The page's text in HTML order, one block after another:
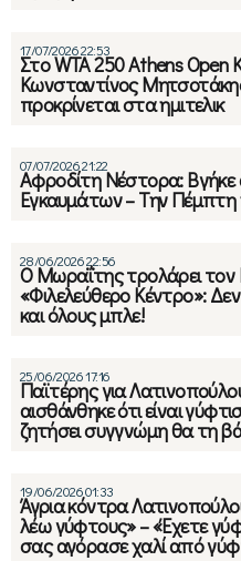
17/07/2026 22:53
Στο WTA 250 Athens Open
Κωνσταντίνος
προκρίνεται στα ημιτελικ
07/07/2026 21:22
Αφροδίτη Νέστορα:
Εγκαυμάτων – Την Πέμπτη
28/06/2026 22:56
Ο Μωραΐτης τρολάρει τον
«Φιλελεύθερο Κέντρο»:
και όλους μπλε!
25/06/2026 17:16
Παϊτέρης για
αισθάνθηκε ότι είναι
ζητήσει συγγνώμη θα τη
19/06/2026 01:33
Άγρια κόντρα
λέω γύφτους» – «Έχετε
σας αγόρασε χαλί από